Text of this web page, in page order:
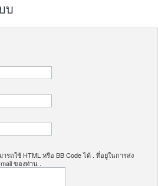
บ
ถใช้ HTML หรือ BB Code ได้ . ที่อยู่ในการส่ง
ของท่าน .